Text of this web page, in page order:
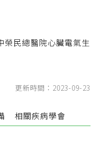
榮民總醫院心臟電氣生
更新時間：2023-09-23
相關疾病學會